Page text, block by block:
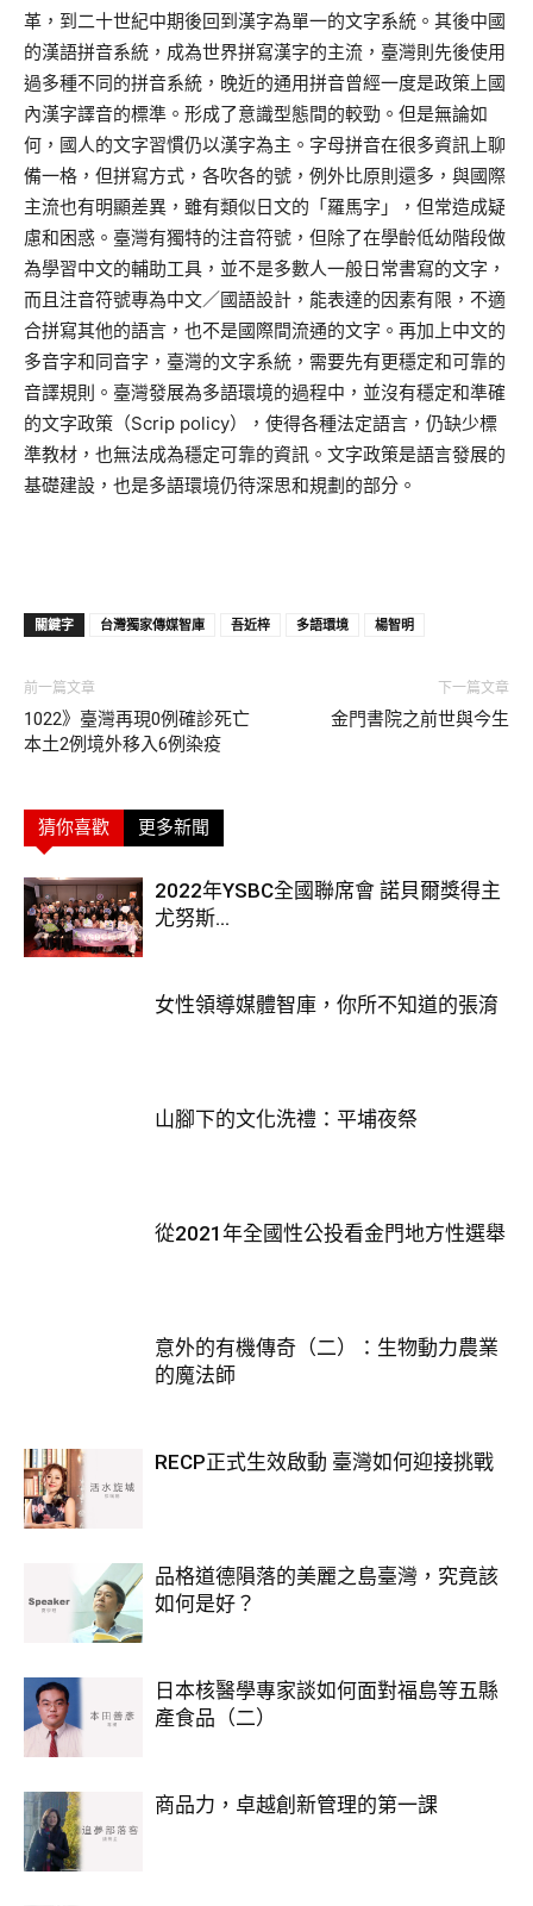
革，到二十世紀中期後回到漢字為單一的文字系統。其後中國
的漢語拼音系統，成為世界拼寫漢字的主流，臺灣則先後使用
過多種不同的拼音系統，晚近的通用拼音曾經一度是政策上國
內漢字譯音的標準。形成了意識型態間的較勁。但是無論如
何，國人的文字習慣仍以漢字為主。字母拼音在很多資訊上聊
備一格，但拼寫方式，各吹各的號，例外比原則還多，與國際
主流也有明顯差異，雖有類似日文的「羅馬字」，但常造成疑
慮和困惑。臺灣有獨特的注音符號，但除了在學齡低幼階段做
為學習中文的輔助工具，並不是多數人一般日常書寫的文字，
而且注音符號專為中文／國語設計，能表達的因素有限，不適
合拼寫其他的語言，也不是國際間流通的文字。再加上中文的
多音字和同音字，臺灣的文字系統，需要先有更穩定和可靠的
音譯規則。臺灣發展為多語環境的過程中，並沒有穩定和準確
的文字政策（Scrip policy），使得各種法定語言，仍缺少標
準教材，也無法成為穩定可靠的資訊。文字政策是語言發展的
基礎建設，也是多語環境仍待深思和規劃的部分。
關鍵字 台灣獨家傳媒智庫 吾近梓 多語環境 楊智明
前一篇文章
1022》臺灣再現0例確診死亡
本土2例境外移入6例染疫
下一篇文章
金門書院之前世與今生
猜你喜歡 更多新聞
2022年YSBC全國聯席會 諾貝爾獎得主
尤努斯...
女性領導媒體智庫，你所不知道的張淯
山腳下的文化洗禮：平埔夜祭
從2021年全國性公投看金門地方性選舉
意外的有機傳奇（二）：生物動力農業
的魔法師
RECP正式生效啟動 臺灣如何迎接挑戰
品格道德隕落的美麗之島臺灣，究竟該
如何是好？
日本核醫學專家談如何面對福島等五縣
產食品（二）
商品力，卓越創新管理的第一課